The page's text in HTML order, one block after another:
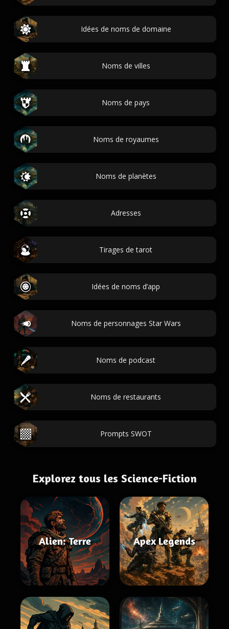
Idées de noms de domaine
Noms de villes
Noms de pays
Noms de royaumes
Noms de planètes
Adresses
Tirages de tarot
Idées de noms d’app
Noms de personnages Star Wars
Noms de podcast
Noms de restaurants
Prompts SWOT
Explorez tous les Science-Fiction
Alien: Terre Apex Legends